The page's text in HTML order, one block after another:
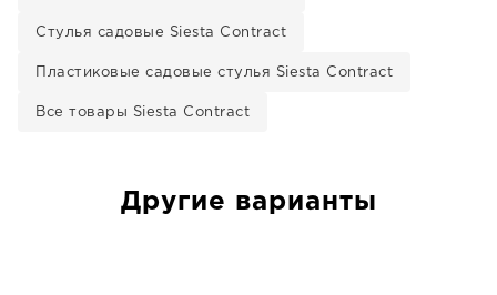
Стулья садовые Siesta Contract
Пластиковые садовые стулья Siesta Contract
Все товары Siesta Contract
Другие варианты